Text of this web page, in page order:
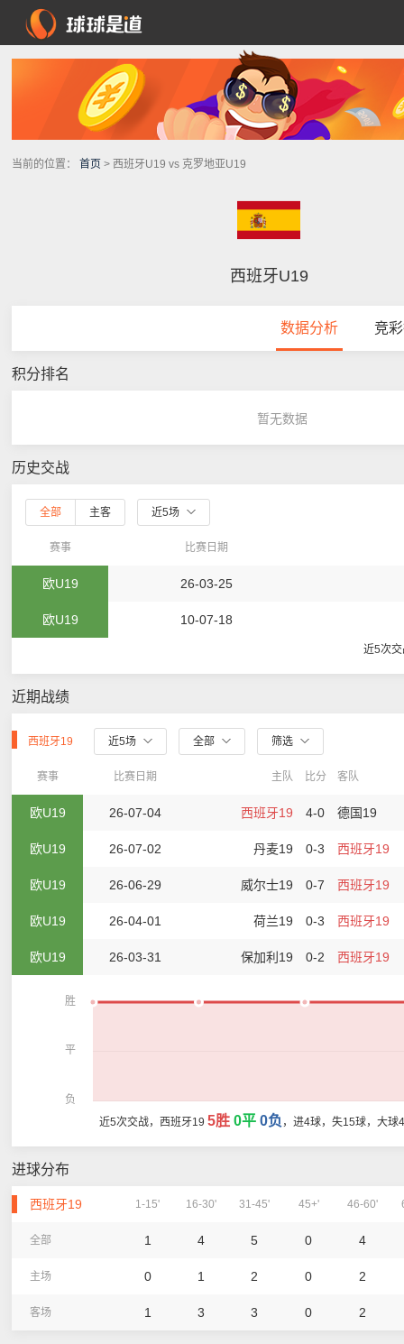
当前的位置： 首页 > 西班牙U19 vs 克罗地亚U19
西班牙U19
数据分析 竞
积分排名
暂无数据
历史交战
全部 主客 近5场
赛事 比赛日期
欧U19 26-03-25
欧U19 10-07-18
近5次
近期战绩
西班牙19 近5场 全部 筛选
赛事 比赛日期 主队 比分 客队
欧U19 26-07-04 西班牙19 4-0 德国19
欧U19 26-07-02 丹麦19 0-3 西班牙19
欧U19 26-06-29 威尔士19 0-7 西班牙19
欧U19 26-04-01 荷兰19 0-3 西班牙19
欧U19 26-03-31 保加利19 0-2 西班牙19
胜
平
负
近5次交战，西班牙19 5胜 0平 0负 ，进4球，失15球，大球
进球分布
西班牙19 1-15' 16-30' 31-45' 45+' 46-60'
全部 1 4 5 0 4
主场 0 1 2 0 2
客场 1 3 3 0 2